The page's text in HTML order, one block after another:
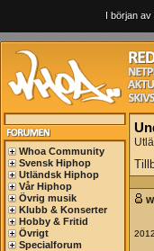
I början
Whoa Community
Svensk Hiphop
Utländsk Hiphop
Vår Hiphop
Övrig musik
Klubb & Konserter
Hobby & Fritid
Övrigt
Specialforum